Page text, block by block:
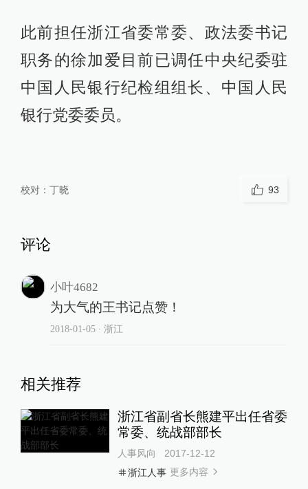
此前担任浙江省委常委、政法委书记
职务的徐加爱目前已调任中央纪委驻
中国人民银行纪检组组长、中国人民
银行党委委员。
校对： 丁晓 93
评论
小叶4682
为大气的王书记点赞！
2018-01-05∙ 浙江
相关推荐
浙江省副省长熊建平出任省委
常委、统战部部长
人事风向
2017-12-12
浙江人事 更多内容